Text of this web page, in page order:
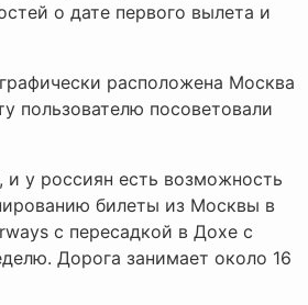
о дате первого вылета и
расположена Москва
пользователю посоветовали
у россиян есть возможность
билеты из Москвы в
с пересадкой в Дохе с
Дорога занимает около 16